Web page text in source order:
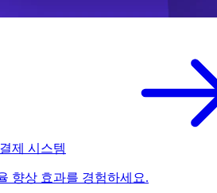
제 시스템
향상 효과를 경험하세요.